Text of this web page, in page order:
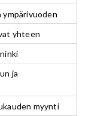
ympärivuoden
yhteen
ja
myynti